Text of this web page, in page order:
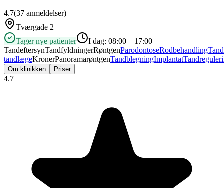
4.7(37 anmeldelser)
Tværgade 2
Tager nye patienter
I dag: 08:00 – 17:00
TandeftersynTandfyldningerRøntgenParodontoseRodbehandling
tandlægeKronerPanoramarøntgenTandblegningImplantat
Om klinikken Priser
4.7